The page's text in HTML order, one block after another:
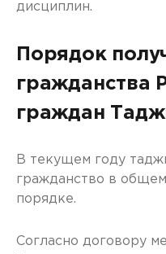
дисциплин.
Порядок
гражданства
граждан
В текущем году
гражданство в
порядке.
Согласно договору